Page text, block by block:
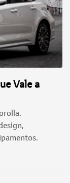
Vale a